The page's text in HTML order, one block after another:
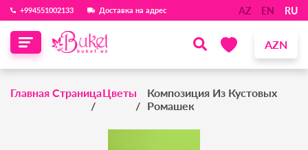
‪+994551002133‬ Доставка на адрес AZ EN RU
AZN
Главная СтраницаЦветы
Композиция Из Кустовых
Ромашек